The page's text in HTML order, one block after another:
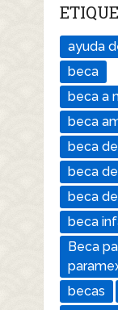
ayuda
beca
beca a
beca
beca
beca
beca
beca
Beca
becas